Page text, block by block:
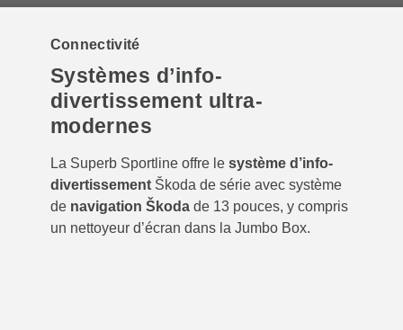
Connectivité
Systèmes d’info-
divertissement ultra-
modernes
La Superb Sportline offre le système d’info-
divertissementŠkoda de série avec système
de navigation Škodade 13 pouces, y compris
un nettoyeur d’écran dans la Jumbo Box.